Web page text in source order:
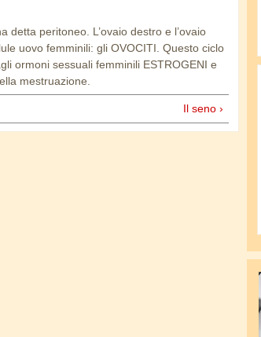
peritoneo. L’ovaio destro e l’ovaio
uovo femminili: gli OVOCITI. Questo ciclo
ormoni sessuali femminili ESTROGENI e
mestruazione.
Il seno ›